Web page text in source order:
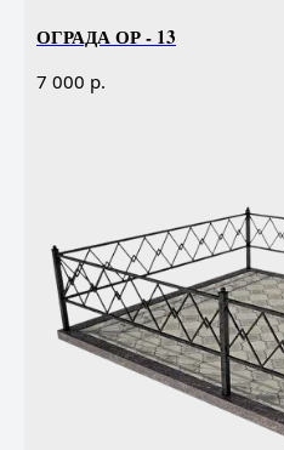
ОГРАДА ОР - 13
7 000 р.